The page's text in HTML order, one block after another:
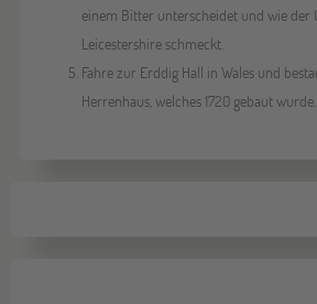
einem Bitter unterscheidet und wie der
Leicestershire schmeckt.
Fahre zur Erddig Hall in Wales und
Herrenhaus, welches 1720 gebaut wurde.